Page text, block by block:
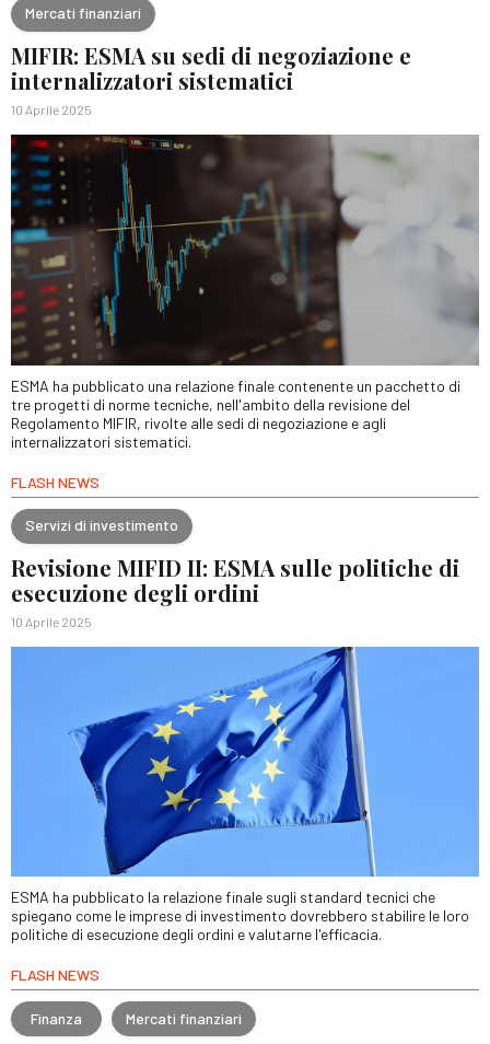
Mercati finanziari
MIFIR: ESMA su sedi di negoziazione e
internalizzatori sistematici
10 Aprile 2025
ESMA ha pubblicato una relazione finale contenente un pacchetto di
tre progetti di norme tecniche, nell'ambito della revisione del
Regolamento MIFIR, rivolte alle sedi di negoziazione e agli
internalizzatori sistematici.
FLASH NEWS
Servizi di investimento
Revisione MIFID II: ESMA sulle politiche di
esecuzione degli ordini
10 Aprile 2025
ESMA ha pubblicato la relazione finale sugli standard tecnici che
spiegano come le imprese di investimento dovrebbero stabilire le loro
politiche di esecuzione degli ordini e valutarne l'efficacia.
FLASH NEWS
Finanza Mercati finanziari